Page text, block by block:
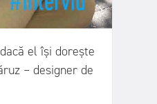
el își dorește
– designer de